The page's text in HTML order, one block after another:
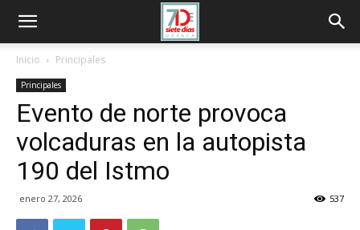
Inicio Principales
Principales
Evento de norte provoca
volcaduras en la autopista
190 del Istmo
enero 27, 2026 537